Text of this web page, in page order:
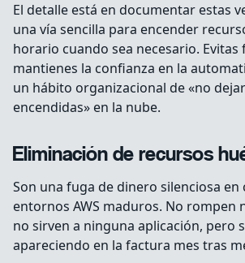
El detalle está en documentar estas
una vía sencilla para encender
horario cuando sea necesario. Evitas
mantienes la confianza en la
un hábito organizacional de «no
encendidas» en la nube.
Eliminación de recursos
Son una fuga de dinero silenciosa en
entornos AWS maduros. No rompen
no sirven a ninguna aplicación, pero
apareciendo en la factura mes tras